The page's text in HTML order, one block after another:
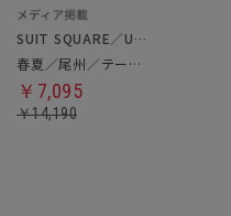
SUIT SQUARE／UNIVERSAL LANGUAGE
春夏／尾州／テーパードパンツ
￥7,095
￥14,190